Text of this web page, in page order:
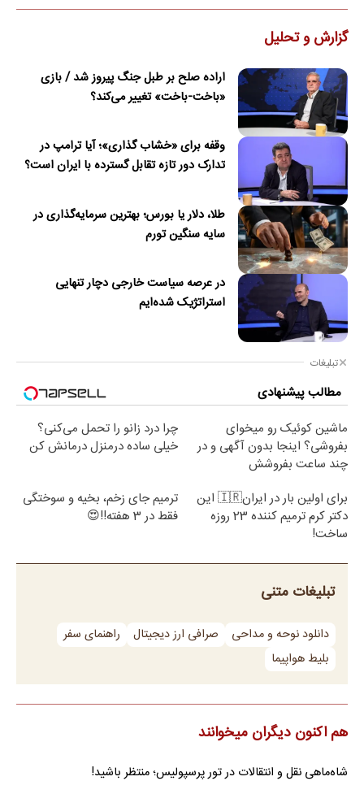
گزارش و تحلیل
اراده صلح بر طبل جنگ پیروز شد / بازی
«باخت-باخت» تغییر می‌کند؟
وقفه برای «خشاب گذاری»؛ آیا ترامپ در
تدارک دور تازه تقابل گسترده با ایران است؟
طلا، دلار یا بورس؛ بهترین سرمایه‌گذاری در
سایه سنگین تورم
در عرصه سیاست خارجی دچار تنهایی
استراتژیک شده‌ایم
تبلیغات
مطالب پیشنهادی
ماشین کوئیک رو میخوای
بفروشی؟ اینجا بدون آگهی و در
چند ساعت بفروشش
چرا درد زانو را تحمل می‌کنی؟
خیلی ساده درمنزل درمانش کن
برای اولین بار در ایران🇮🇷 این
دکتر کرم ترمیم کننده 23 روزه
ساخت!
ترمیم جای زخم، بخیه و سوختگی
فقط در 3 هفته!!😍
تبلیغات متنی
دانلود نوحه و مداحی صرافی ارز دیجیتال
راهنمای سفر
بلیط هواپیما
هم اکنون دیگران میخوانند
شاه‌ماهی نقل و انتقالات در تور پرسپولیس؛ منتظر باشید!